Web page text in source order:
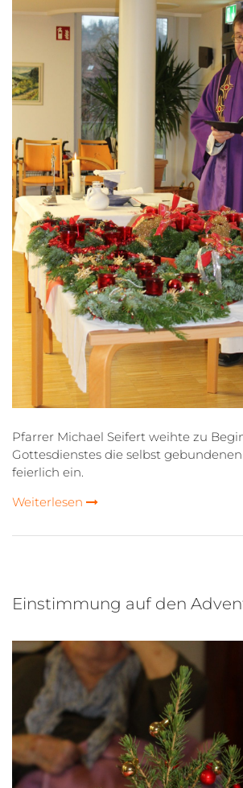
Pfarrer Michael Seifert weihte zu
Gottesdienstes die selbst
feierlich ein.
Weiterlesen
Einstimmung auf den